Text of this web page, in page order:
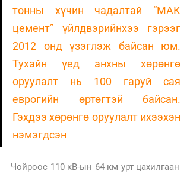
тонны хүчин чадалтай “МАК
цемент” үйлдвэрийнхээ гэрээг
2012 онд үзэглэж байсан юм.
Тухайн үед анхны хөрөнгө
оруулалт нь 100 гаруй сая
еврогийн өртөгтэй байсан.
Гэхдээ хөрөнгө оруулалт ихээхэн
нэмэгдсэн
Чойроос 110 кВ-ын 64 км урт цахилгаан